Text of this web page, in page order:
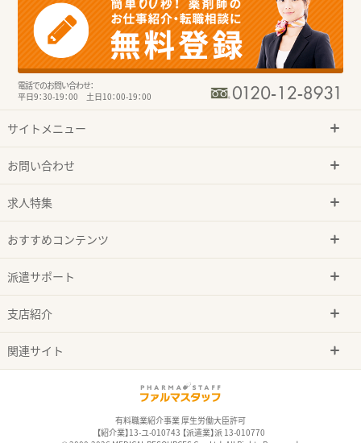
電話でのお問い合わせ：
平日9：30-19：00 土日10：00-19：00
サイトメニュー
お問い合わせ
求人特集
おすすめコンテンツ
派遣サポート
支店紹介
関連サイト
有料職業紹介事業 厚生労働大臣許可
【紹介業】13-ユ-010743 【派遣業】派 13-010770